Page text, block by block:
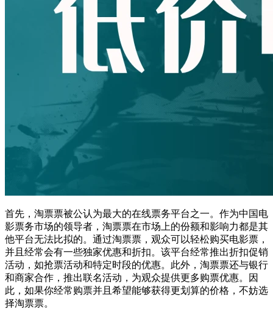
首先，淘票票被公认为最大的在线票务平台之一。作为中国电
影票务市场的领导者，淘票票在市场上的份额和影响力都是其
他平台无法比拟的。通过淘票票，观众可以轻松购买电影票，
并且经常会有一些独家优惠和折扣。该平台经常推出折扣促销
活动，如抢票活动和特定时段的优惠。此外，淘票票还与银行
和商家合作，推出联名活动，为观众提供更多购票优惠。因
此，如果你经常购票并且希望能够获得更划算的价格，不妨选
择淘票票。